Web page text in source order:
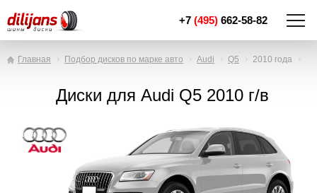
+7 (495) 662-58-82
Главная Подбор дисков по марке авто Audi Q5 2010 года
Диски для Audi Q5 2010 г/в